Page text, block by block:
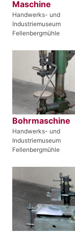
Maschine
Handwerks- und
Industriemuseum
Fellenbergmühle
Bohrmaschine
Handwerks- und
Industriemuseum
Fellenbergmühle